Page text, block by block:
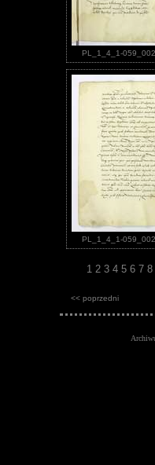
PL_1_4_1-
PL_1_4_1-
1 2 3 4 5 6 7 8
<< poprzedni